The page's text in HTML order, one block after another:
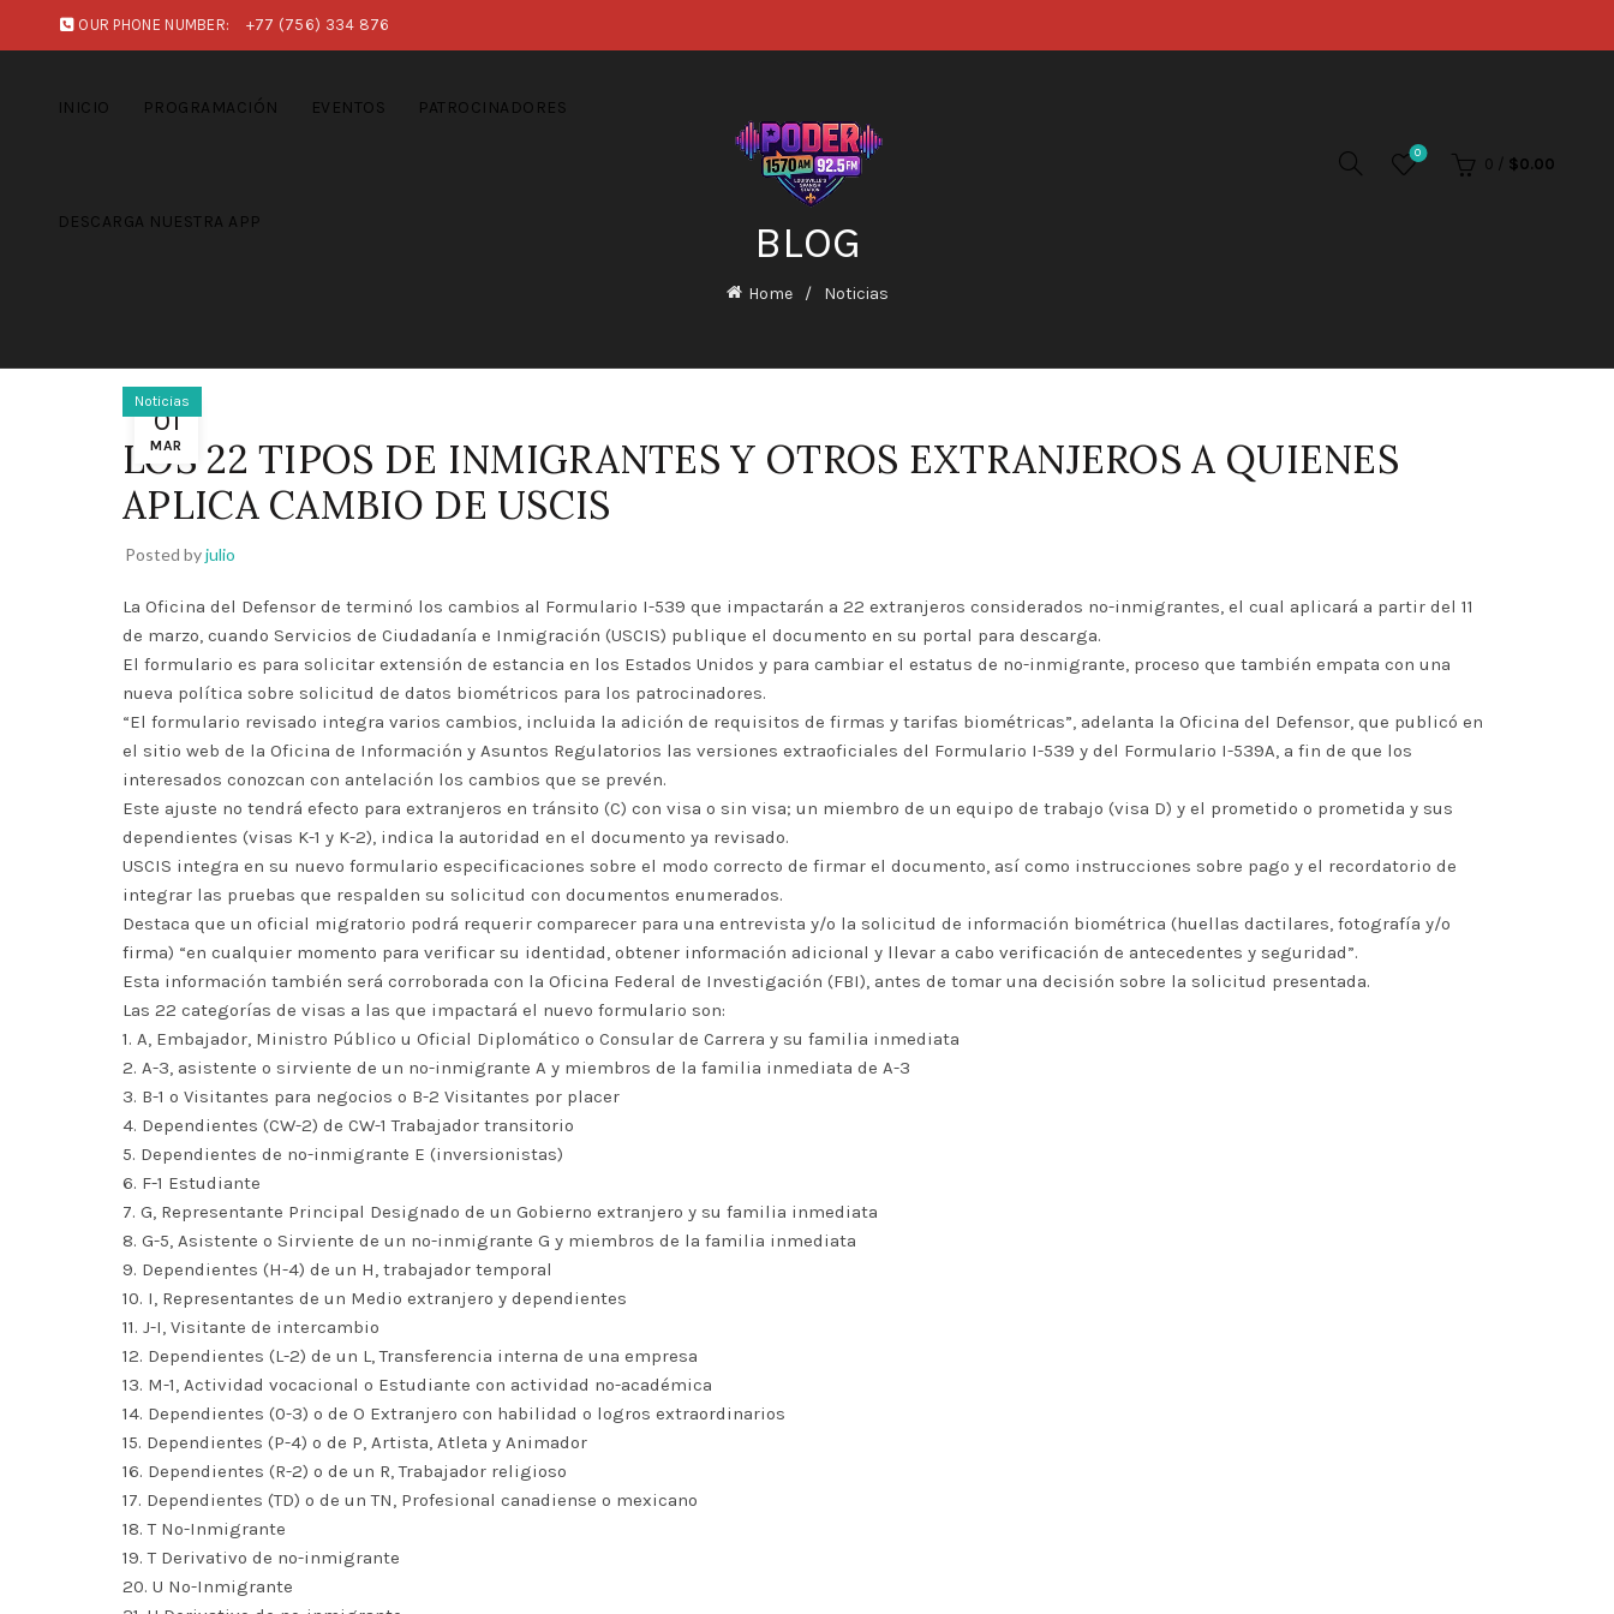
OUR PHONE NUMBER: +77 (756) 334 876
INICIO PROGRAMACIÓN EVENTOS PATROCINADORES
DESCARGA NUESTRA APP
0
0 / $0.00
BLOG
Home Noticias
01
MAR
Noticias
LOS 22 TIPOS DE INMIGRANTES Y OTROS EXTRANJEROS A QUIENES
APLICA CAMBIO DE USCIS
Posted byjulio
La Oficina del Defensor de terminó los cambios al Formulario I-539 que impactarán a 22 extranjeros considerados no-inmigrantes, el cual aplicará a partir del 11
de marzo, cuando Servicios de Ciudadanía e Inmigración (USCIS) publique el documento en su portal para descarga.
El formulario es para solicitar extensión de estancia en los Estados Unidos y para cambiar el estatus de no-inmigrante, proceso que también empata con una
nueva política sobre solicitud de datos biométricos para los patrocinadores.
“El formulario revisado integra varios cambios, incluida la adición de requisitos de firmas y tarifas biométricas”, adelanta la Oficina del Defensor, que publicó en
el sitio web de la Oficina de Información y Asuntos Regulatorios las versiones extraoficiales del Formulario I-539 y del Formulario I-539A, a fin de que los
interesados conozcan con antelación los cambios que se prevén.
Este ajuste no tendrá efecto para extranjeros en tránsito (C) con visa o sin visa; un miembro de un equipo de trabajo (visa D) y el prometido o prometida y sus
dependientes (visas K-1 y K-2), indica la autoridad en el documento ya revisado.
USCIS integra en su nuevo formulario especificaciones sobre el modo correcto de firmar el documento, así como instrucciones sobre pago y el recordatorio de
integrar las pruebas que respalden su solicitud con documentos enumerados.
Destaca que un oficial migratorio podrá requerir comparecer para una entrevista y/o la solicitud de información biométrica (huellas dactilares, fotografía y/o
firma) “en cualquier momento para verificar su identidad, obtener información adicional y llevar a cabo verificación de antecedentes y seguridad”.
Esta información también será corroborada con la Oficina Federal de Investigación (FBI), antes de tomar una decisión sobre la solicitud presentada.
Las 22 categorías de visas a las que impactará el nuevo formulario son:
1. A, Embajador, Ministro Público u Oficial Diplomático o Consular de Carrera y su familia inmediata
2. A-3, asistente o sirviente de un no-inmigrante A y miembros de la familia inmediata de A-3
3. B-1 o Visitantes para negocios o B-2 Visitantes por placer
4. Dependientes (CW-2) de CW-1 Trabajador transitorio
5. Dependientes de no-inmigrante E (inversionistas)
6. F-1 Estudiante
7. G, Representante Principal Designado de un Gobierno extranjero y su familia inmediata
8. G-5, Asistente o Sirviente de un no-inmigrante G y miembros de la familia inmediata
9. Dependientes (H-4) de un H, trabajador temporal
10. I, Representantes de un Medio extranjero y dependientes
11. J-I, Visitante de intercambio
12. Dependientes (L-2) de un L, Transferencia interna de una empresa
13. M-1, Actividad vocacional o Estudiante con actividad no-académica
14. Dependientes (0-3) o de O Extranjero con habilidad o logros extraordinarios
15. Dependientes (P-4) o de P, Artista, Atleta y Animador
16. Dependientes (R-2) o de un R, Trabajador religioso
17. Dependientes (TD) o de un TN, Profesional canadiense o mexicano
18. T No-Inmigrante
19. T Derivativo de no-inmigrante
20. U No-Inmigrante